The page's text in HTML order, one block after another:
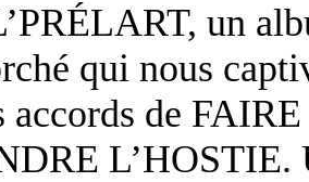
un
qui nous
accords de FAIRE
L’HOSTIE.